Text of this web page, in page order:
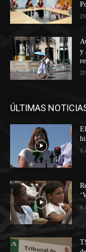
y
ÚLTIMAS
6
6